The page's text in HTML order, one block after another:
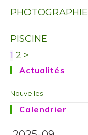
PHOTOGRAPHIE
PISCINE
1 2 >
Actualités
Nouvelles
Calendrier